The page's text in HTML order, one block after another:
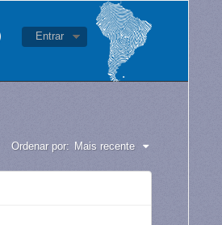
Entrar
Ordenar por: Mais recente